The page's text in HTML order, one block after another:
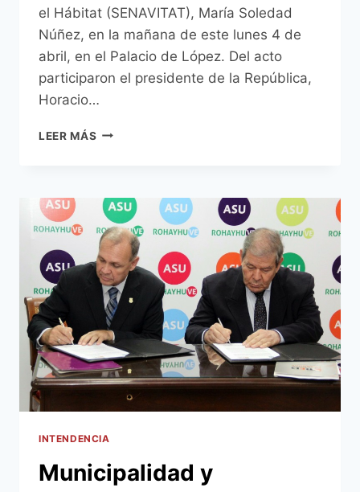
el Hábitat (SENAVITAT), María Soledad
Núñez, en la mañana de este lunes 4 de
abril, en el Palacio de López. Del acto
participaron el presidente de la República,
Horacio…
LEER MÁS INTENDENTE
DE
INFORME
DE
GESTIÓN
DE
LA
SENAVITAT
INTENDENCIA
Municipalidad y